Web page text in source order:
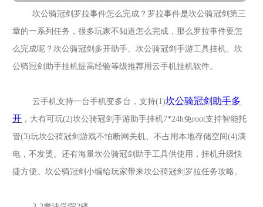
坎公骑冠剑罗拉事件怎么完成？罗拉事件是坎公骑冠剑第三
章的一系列任务，很多玩家不知道怎么完成，那么罗拉事件要怎
么完成呢？坎公骑冠剑 多开助手、坎公骑冠剑手游工具挂机、坎
公骑冠剑助手挂机提高经验等级推荐用云手机挂机软件。
云手机支持一台手机变多台，支持(1)坎公骑冠剑助手多
开 ，大有可玩(2)坎公骑冠剑手游助手挂机7*24h免root支持智能托
管(3)玩坎公骑冠剑游戏不怕断网关机、不占用本地存储空间(4)满
电，不发烫。还有海量坎公骑冠剑助手工具供使用，挂机升级快
捷方便。坎公骑冠剑小编给玩家带来坎公骑冠剑罗拉任务攻略。